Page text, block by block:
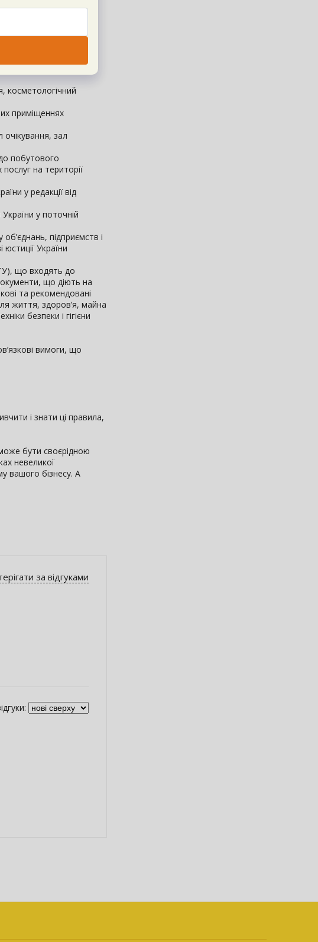
косметологічний
приміщеннях
очікування, зал
побутового
на території
у редакції від
у поточній
підприємств і
України
що входять до
що діють на
та рекомендовані
життя, здоров’я, майна
безпеки і гігієни
вимоги, що
і знати ці правила,
бути своєрідною
невеликої
вашого бізнесу. А
за відгуками